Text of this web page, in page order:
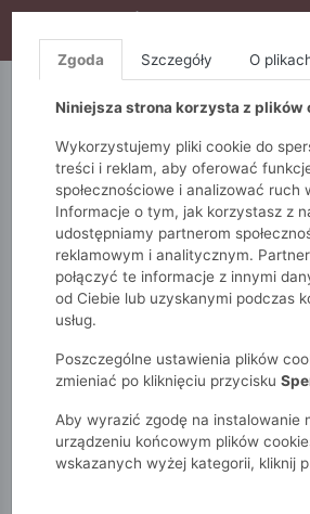
S10), DODATKOWE 15% ZA
5.10.15. QUIOSQUE
Monnari Zobacz wszystko
T-shirty
Zgoda Szczegóły O
Niniejsza strona korzysta z plików
Wykorzystujemy pliki cookie do
treści i reklam, aby oferować
społecznościowe i analizować ruch
Informacje o tym, jak korzystasz z
udostępniamy partnerom
reklamowym i analitycznym.
połączyć te informacje z innymi
od Ciebie lub uzyskanymi podczas
usług.
Poszczególne ustawienia plików
zmieniać po kliknięciu przycisku
Aby wyrazić zgodę na instalowanie
urządzeniu końcowym plików
wskazanych wyżej kategorii, kliknij